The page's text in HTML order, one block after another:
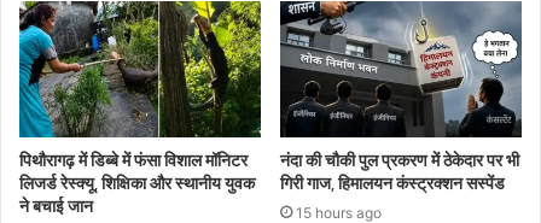
पिथौरागढ़ में डिब्बे में फंसा विशाल मॉनिटर
लिजर्ड रेस्क्यू, शिक्षिका और स्थानीय युवक
ने बचाई जान
नंदा की चौकी पुल प्रकरण में ठेकेदार पर भी
गिरी गाज, हिमालयन कंस्ट्रक्शन सस्पेंड
15 hours ago